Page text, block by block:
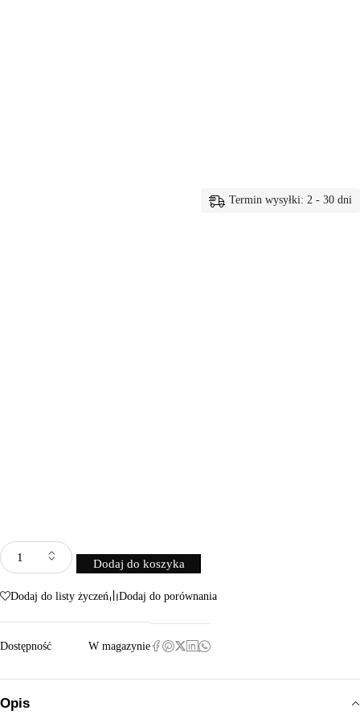
Dodaj do koszyka
Termin wysyłki: 2 - 30 dni
Dodaj do listy życzeń Dodaj do porównania
Dostępność W magazynie
Opis